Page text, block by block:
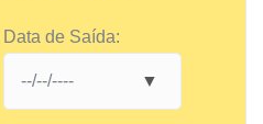
Data de Saída: